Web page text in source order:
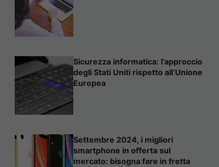
Sicurezza informatica: l’approccio
degli Stati Uniti rispetto all’Unione
Europea
Settembre 2024, i migliori
smartphone in offerta sul
mercato: bisogna fare in fretta